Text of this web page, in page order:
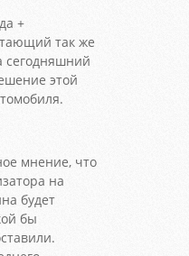
+
так же
сегодняшний
этой
мнение, что
на
будет
бы